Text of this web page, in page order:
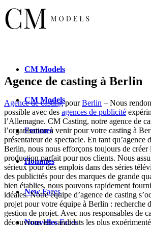
CM Models
CM Models
Femmes
Hommes
NewFaces
NouvellesFaces
Agence de casting à Berlin
Agence de castingpourBerlin – Nous
possible avec des agences de publicité
l’Allemagne. CM Casting, notre agence de
l’organisation à venir pour votre casting à
présentateur de spectacle. En tant qu’agence
Berlin, nous nous efforçons toujours de créer
production parfait pour nos clients. Nous
sérieux pour des emplois dans des séries
des publicités pour des marques de grande
bien établies, nous pouvons rapidement
idéales. Notre équipe d’agence de casting
projet pour votre équipe à Berlin : recherche
gestion de projet. Avec nos responsables de
découvrons les candidats les plus